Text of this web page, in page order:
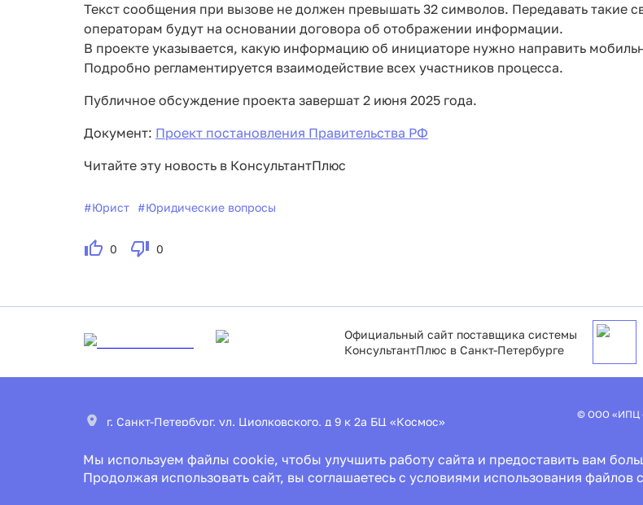
Текст сообщения при вызове не должен превышать 32 символов. Передавать такие
операторам будут на основании договора об отображении информации.
В проекте указывается, какую информацию об инициаторе нужно направить
Подробно регламентируется взаимодействие всех участников процесса.
Публичное обсуждение проекта завершат 2 июня 2025 года.
Документ: Проект постановления Правительства РФ
Читайте эту новость в КонсультантПлюс
#Юрист #Юридические вопросы
0 0
Мы используем файлы cookie, чтобы улучшить работу сайта и предоставить вам
Продолжая использовать сайт, вы соглашаетесь с условиями использования файлов
Официальный сайт поставщика системы
КонсультантПлюс в Санкт-Петербурге
г. Санкт-Петербург, ул. Циолковского, д 9 к 2а БЦ «Космос»
office@ascon.spb.ru
© ООО «ИПЦ
Политика
Специальная